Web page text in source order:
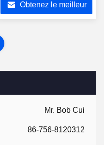
Mr. Bob Cui
86-756-8120312
tactile QLED multimédia
Ster
Obtenez le meilleur